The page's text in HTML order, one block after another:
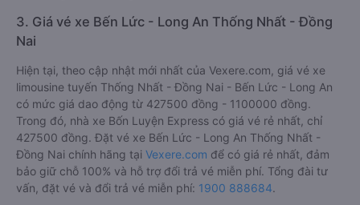
3. Giá vé xe Bến Lức - Long An Thống Nhất - Đồng
Nai
Hiện tại, theo cập nhật mới nhất của Vexere.com, giá vé xe
limousine tuyến Thống Nhất - Đồng Nai - Bến Lức - Long An
có mức giá dao động từ 427500 đồng - 1100000 đồng.
Trong đó, nhà xe Bốn Luyện Express có giá vé rẻ nhất, chỉ
427500 đồng. Đặt vé xe Bến Lức - Long An Thống Nhất -
Đồng Nai chính hãng tại Vexere.com để có giá rẻ nhất, đảm
bảo giữ chỗ 100% và hỗ trợ đổi trả vé miễn phí. Tổng đài tư
vấn, đặt vé và đổi trả vé miễn phí: 1900 888684.